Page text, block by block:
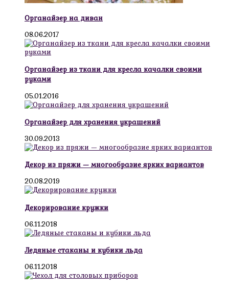
Органайзер на диван
08.06.2017
Органайзер из ткани для кресла качалки своими
руками
05.01.2016
Органайзер для хранения украшений
30.09.2013
Декор из пряжи — многообразие ярких вариантов
20.08.2019
Декорирование кружки
06.11.2018
Ледяные стаканы и кубики льда
06.11.2018